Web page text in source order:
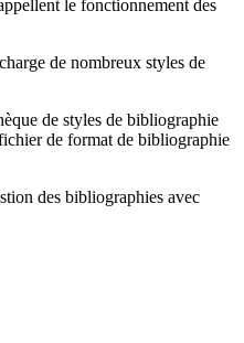
le fonctionnement des
de nombreux styles de
de styles de bibliographie
de format de bibliographie
des bibliographies avec